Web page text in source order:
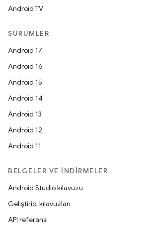
Android TV
SÜRÜMLER
Android 17
Android 16
Android 15
Android 14
Android 13
Android 12
Android 11
BELGELER VE İNDIRMELER
Android Studio kılavuzu
Geliştirici kılavuzları
API referansı